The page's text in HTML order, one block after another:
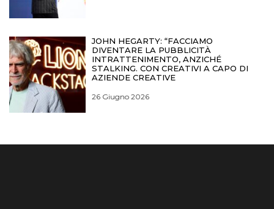
JOHN HEGARTY: “FACCIAMO
DIVENTARE LA PUBBLICITÀ
INTRATTENIMENTO, ANZICHÉ
STALKING. CON CREATIVI A CAPO DI
AZIENDE CREATIVE
26 Giugno 2026